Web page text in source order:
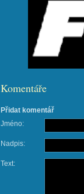
Komentáře
Přidat komentář
Jméno:
Nadpis:
Text: